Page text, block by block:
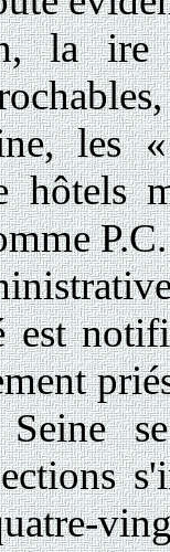
la ire
les
hôtels
est